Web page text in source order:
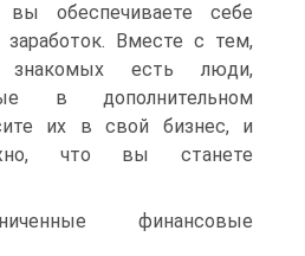
вы обеспечиваете себе
заработок. Вместе с тем,
есть люди,
в дополнительном
их в свой бизнес, и
что вы станете
финансовые